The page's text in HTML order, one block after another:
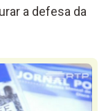
a defesa da